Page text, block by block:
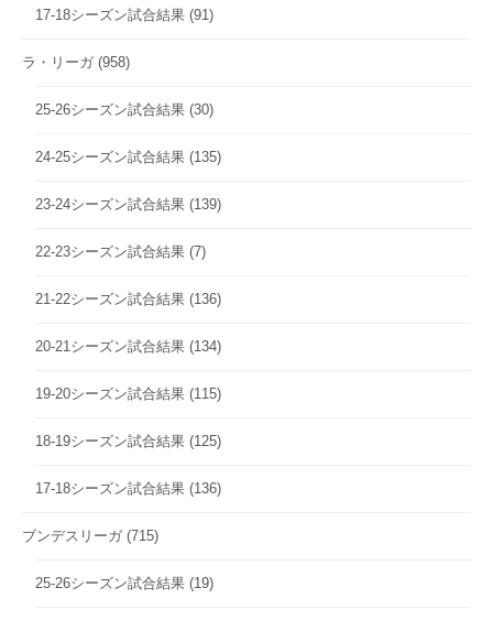
17-18シーズン試合結果 (91)
ラ・リーガ (958)
25-26シーズン試合結果 (30)
24-25シーズン試合結果 (135)
23-24シーズン試合結果 (139)
22-23シーズン試合結果 (7)
21-22シーズン試合結果 (136)
20-21シーズン試合結果 (134)
19-20シーズン試合結果 (115)
18-19シーズン試合結果 (125)
17-18シーズン試合結果 (136)
ブンデスリーガ (715)
25-26シーズン試合結果 (19)